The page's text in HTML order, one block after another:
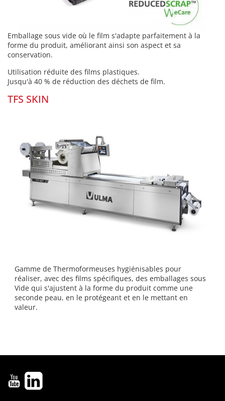
Emballage sous vide où le film s'adapte parfaitement à la
forme du produit, améliorant ainsi son aspect et sa
conservation.
Utilisation réduite des films plastiques.
Jusqu'à 40 % de réduction des déchets de film.
TFS SKIN
Gamme de Thermoformeuses hygiénisables pour
réaliser, avec des films spécifiques, des emballages sous
Vide qui s'ajustent à la forme du produit comme une
seconde peau, en le protégeant et en le mettant en
valeur.